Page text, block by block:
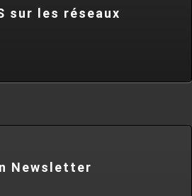
sur les réseaux
Newsletter